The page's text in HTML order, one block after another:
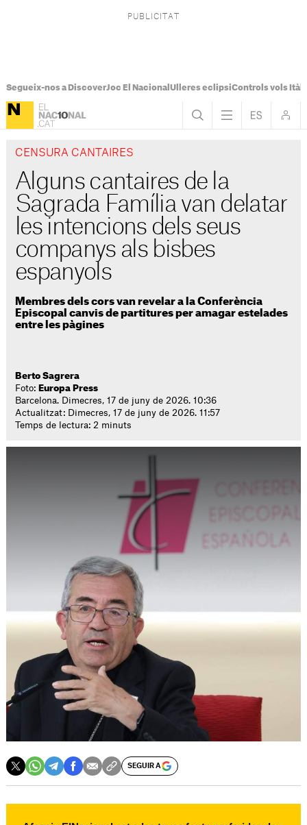
Segueix-nos a DiscoverJoc El Nacional Ulleres eclipsiControls vols
CENSURA CANTAIRES
Alguns cantaires de la
Sagrada Família van delatar
les intencions dels seus
companys als bisbes
espanyols
Membres dels cors van revelar a la Conferència
Episcopal canvis de partitures per amagar estelades
entre les pàgines
Berto Sagrera
Foto: Europa Press
Barcelona. Dimecres, 17 de juny de 2026. 10:36
Actualitzat: Dimecres, 17 de juny de 2026. 11:57
Temps de lectura: 2 minuts
SEGUIR A